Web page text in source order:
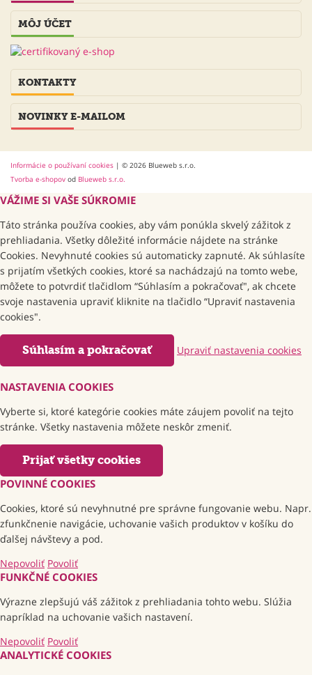
MÔJ ÚČET
KONTAKTY
NOVINKY E-MAILOM
Informácie o používaní cookies | © 2026 Blueweb s.r.o.
Tvorba e-shopov od Blueweb s.r.o.
VÁŽIME SI VAŠE SÚKROMIE
Táto stránka používa cookies, aby vám ponúkla skvelý zážitok z
prehliadania. Všetky dôležité informácie nájdete na stránke
Cookies. Nevyhnuté cookies sú automaticky zapnuté. Ak súhlasíte
s prijatím všetkých cookies, ktoré sa nachádzajú na tomto webe,
môžete to potvrdiť tlačidlom “Súhlasím a pokračovať", ak chcete
svoje nastavenia upraviť kliknite na tlačidlo “Upraviť nastavenia
cookies".
Súhlasím a pokračovať Upraviť nastavenia cookies
NASTAVENIA COOKIES
Vyberte si, ktoré kategórie cookies máte záujem povoliť na tejto
stránke. Všetky nastavenia môžete neskôr zmeniť.
Prijať všetky cookies
POVINNÉ COOKIES
Cookies, ktoré sú nevyhnutné pre správne fungovanie webu. Napr.
zfunkčnenie navigácie, uchovanie vašich produktov v košíku do
ďalšej návštevy a pod.
Nepovoliť Povoliť
FUNKČNÉ COOKIES
Výrazne zlepšujú váš zážitok z prehliadania tohto webu. Slúžia
napríklad na uchovanie vašich nastavení.
Nepovoliť Povoliť
ANALYTICKÉ COOKIES